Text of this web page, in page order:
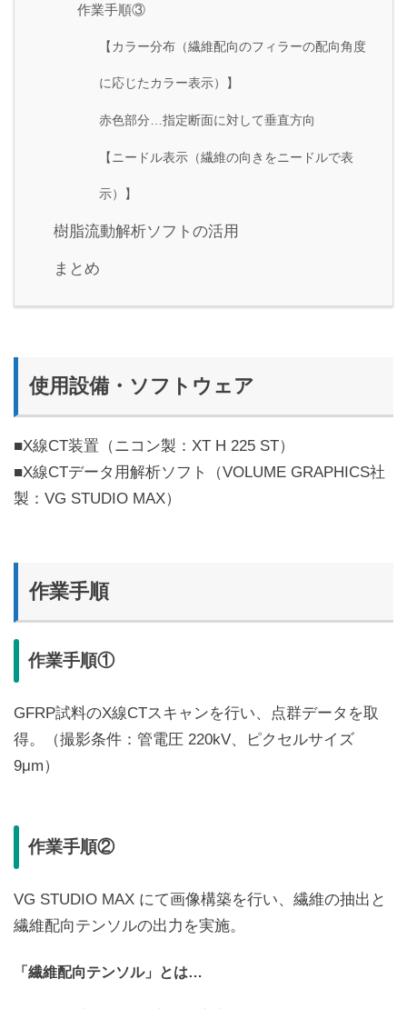
作業手順③
【カラー分布（繊維配向のフィラーの配向角度
に応じたカラー表示）】
赤色部分…指定断面に対して垂直方向
【ニードル表示（繊維の向きをニードルで表
示）】
樹脂流動解析ソフトの活用
まとめ
使用設備・ソフトウェア
■X線CT装置（ニコン製：XT H 225 ST）
■X線CTデータ用解析ソフト（VOLUME GRAPHICS社
製：VG STUDIO MAX）
作業手順
作業手順①
GFRP試料のX線CTスキャンを行い、点群データを取
得。（撮影条件：管電圧 220kV、ピクセルサイズ
9μm）
作業手順②
VG STUDIO MAX にて画像構築を行い、繊維の抽出と
繊維配向テンソルの出力を実施。
「繊維配向テンソル」とは…